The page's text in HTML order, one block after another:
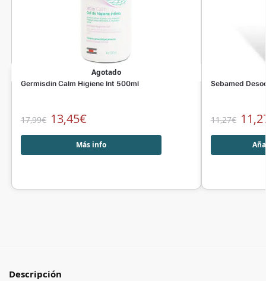
Agotado
Germisdin Calm Higiene Int 500ml
17,99€ 13,45€
Más info
Sebamed
11,27€
Descripción